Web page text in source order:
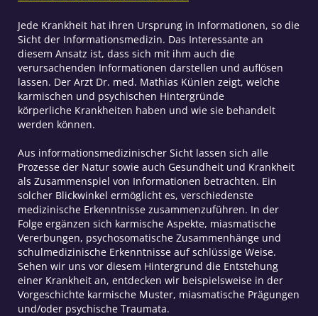
Jede Krankheit hat ihren Ursprung in Informationen, so die
Sicht der Informationsmedizin. Das Interessante an
diesem Ansatz ist, dass sich mit ihm auch die
verursachenden Informationen darstellen und auflösen
lassen. Der Arzt Dr. med. Mathias Künlen zeigt, welche
karmischen und psychischen Hintergründe
körperliche Krankheiten haben und wie sie behandelt
werden können.
Aus informationsmedizinischer Sicht lassen sich alle
Prozesse der Natur sowie auch Gesundheit und Krankheit
als Zusammenspiel von Informationen betrachten. Ein
solcher Blickwinkel ermöglicht es, verschiedenste
medizinische Erkenntnisse zusammenzuführen. In der
Folge ergänzen sich karmische Aspekte, miasmatische
Vererbungen, psychosomatische Zusammenhänge und
schulmedizinische Erkenntnisse auf schlüssige Weise.
Sehen wir uns vor diesem Hintergrund die Entstehung
einer Krankheit an, entdecken wir beispielsweise in der
Vorgeschichte karmische Muster, miasmatische Prägungen
und/oder psychische Traumata.